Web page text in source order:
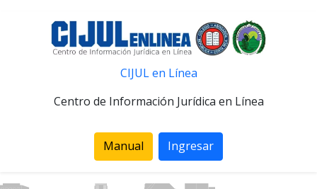
CIJUL en Línea
Centro de Información Jurídica en Línea
Manual Ingresar